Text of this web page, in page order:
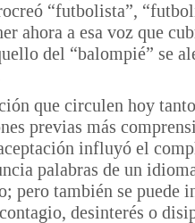
“futbolista”,
ahora a esa voz que
del “balompié” se
que circulen hoy
previas más
influyó el
palabras de un
pero también se puede
desinterés o